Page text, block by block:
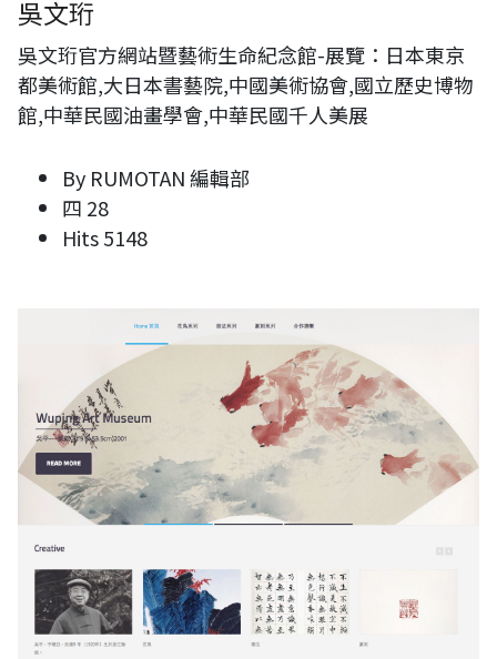
吳文珩
吳文珩官方網站暨藝術生命紀念館-展覽：日本東京
都美術館,大日本書藝院,中國美術協會,國立歷史博物
館,中華民國油畫學會,中華民國千人美展
By RUMOTAN 編輯部
四 28
Hits5148